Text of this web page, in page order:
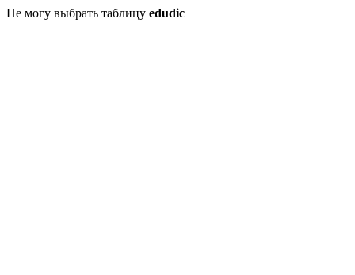
Не могу выбрать таблицу edudic